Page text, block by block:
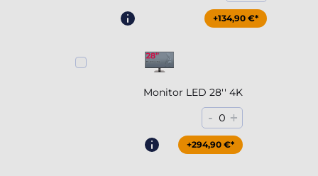
+204,90 €*
+134,90 €*
Monitor LED 28'' 4K
- 0 +
+294,90 €*